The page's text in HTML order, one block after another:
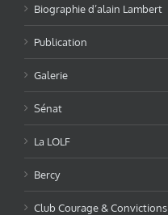
Biographie d’alain Lambert
Publication
Galerie
Sénat
La LOLF
Bercy
Club Courage & Convictions